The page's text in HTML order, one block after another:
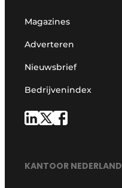
Magazines
Adverteren
Nieuwsbrief
Bedrijvenindex
KANTOOR NEDERLAND